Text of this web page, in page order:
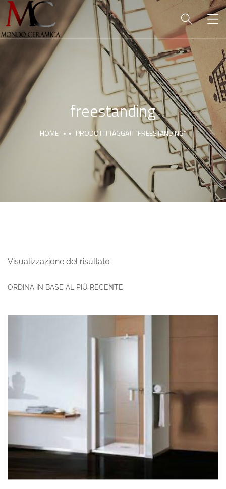
freestanding
HOME PRODOTTI TAGGATI “FREESTANDING”
Visualizzazione del risultato